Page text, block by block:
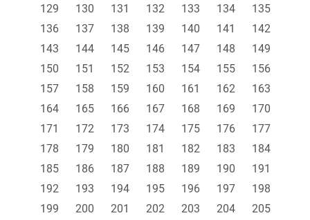
129
130 131 132 133 134
135
136
137 138 139 140 141
142
143
144 145 146 147 148
149
150
151 152 153 154 155
156
157
158 159 160 161 162
163
164
165 166 167 168 169
170
171
172 173 174 175 176
177
178
179 180 181 182 183
184
185
186 187 188 189 190
191
192
193 194 195 196 197
198
199
200 201 202 203 204
205